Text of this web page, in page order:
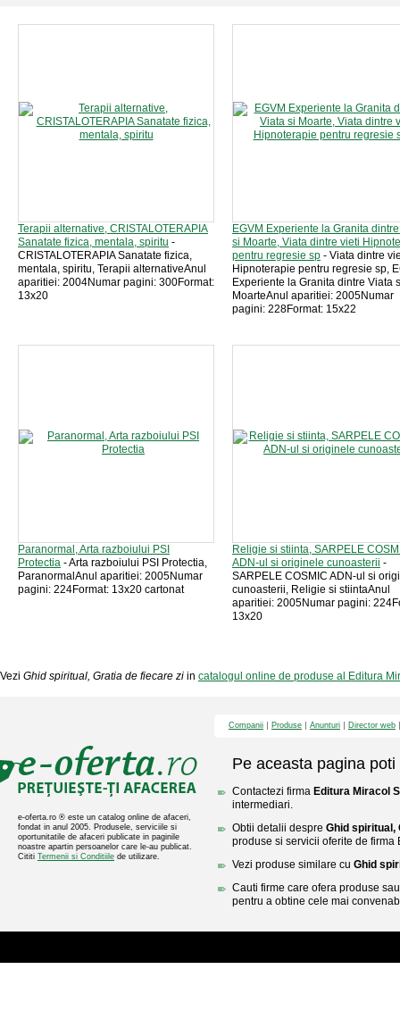
Terapii alternative, CRISTALOTERAPIA
Sanatate fizica, mentala, spiritu -
CRISTALOTERAPIA Sanatate fizica,
mentala, spiritu, Terapii alternativeAnul
aparitiei: 2004Numar pagini: 300Format:
13x20
EGVM Experiente la Granita
si Moarte, Viata dintre vieti
pentru regresie sp - Viata dintre
Hipnoterapie pentru regresie sp,
Experiente la Granita dintre Viata
MoarteAnul aparitiei: 2005Numar
pagini: 228Format: 15x22
Paranormal, Arta razboiului PSI
Protectia - Arta razboiului PSI Protectia,
ParanormalAnul aparitiei: 2005Numar
pagini: 224Format: 13x20 cartonat
Religie si stiinta, SARPELE
ADN-ul si originele cunoasterii -
SARPELE COSMIC ADN-ul si
cunoasterii, Religie si stiintaAnul
aparitiei: 2005Numar pagini:
13x20
Vezi Ghid spiritual, Gratia de fiecare zi in catalogul online de produse al Editura
e-oferta.ro ® este un catalog online de afaceri,
fondat in anul 2005. Produsele, serviciile si
oportunitatile de afaceri publicate in paginile
noastre apartin persoanelor care le-au publicat.
Cititi Termenii si Conditiile de utilizare.
Companii Produse Anunturi Director web
Pe aceasta pagina poti
Contactezi firma Editura Miracol
intermediari.
Obtii detalii despre Ghid spiritual,
produse si servicii oferite de firma
Vezi produse similare cu Ghid
Cauti firme care ofera produse
pentru a obtine cele mai